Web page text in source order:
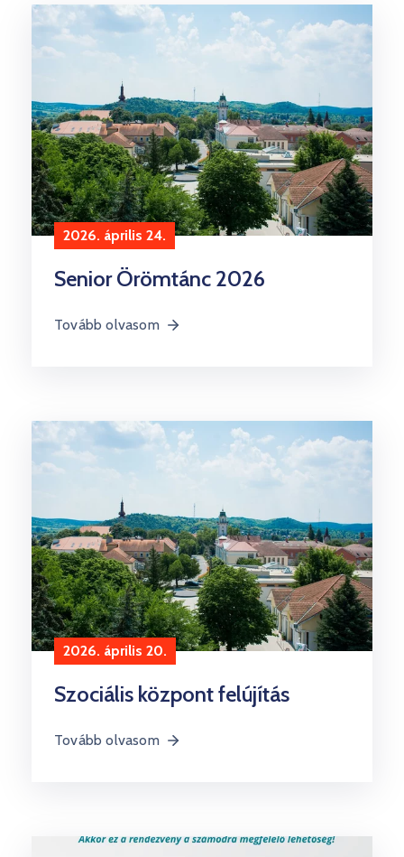
Kultúra
2026. április 24.
Senior Örömtánc 2026
Tovább olvasom
2026. április 20.
Szociális központ felújítás
Tovább olvasom